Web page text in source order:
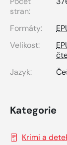
stran:
Formáty:
Velikost:
Jazyk:
Kategorie
Krimi a